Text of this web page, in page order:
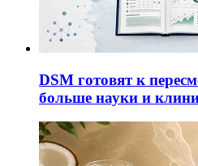
DSM готовят к
больше науки и